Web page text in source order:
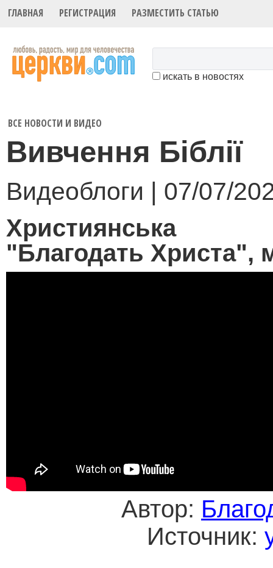
ГЛАВНАЯ РЕГИСТРАЦИЯ РАЗМЕСТИТЬ СТАТЬЮ
искать в новостях
ВСЕ НОВОСТИ И ВИДЕО
Вивчення Біблії
Видеоблоги | 07/07/
Християнська
"Благодать Христа",
Автор:
Источник: